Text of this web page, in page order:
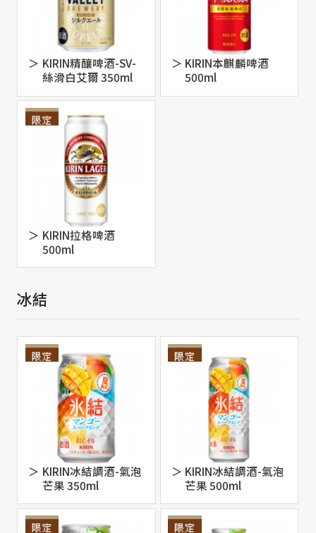
KIRIN精釀啤酒-SV-
絲滑白艾爾 350ml
KIRIN本麒麟啤酒
500ml
KIRIN拉格啤酒
500ml
冰結
KIRIN冰結調酒-氣泡
芒果 350ml
KIRIN冰結調酒-氣泡
芒果 500ml